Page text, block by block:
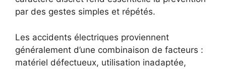
par des gestes simples et répétés.
Les accidents électriques proviennent
généralement d’une combinaison de facteurs :
matériel défectueux, utilisation inadaptée,